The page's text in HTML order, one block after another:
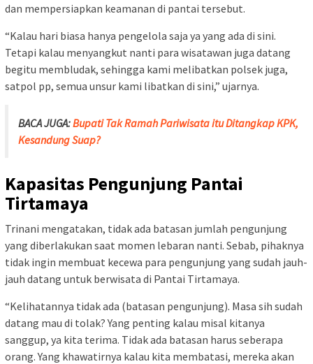
dan mempersiapkan keamanan di pantai tersebut.
“Kalau hari biasa hanya pengelola saja ya yang ada di sini.
Tetapi kalau menyangkut nanti para wisatawan juga datang
begitu membludak, sehingga kami melibatkan polsek juga,
satpol pp, semua unsur kami libatkan di sini,” ujarnya.
BACA JUGA:Bupati Tak Ramah Pariwisata itu Ditangkap KPK,
Kesandung Suap?
Kapasitas Pengunjung Pantai
Tirtamaya
Trinani mengatakan, tidak ada batasan jumlah pengunjung
yang diberlakukan saat momen lebaran nanti. Sebab, pihaknya
tidak ingin membuat kecewa para pengunjung yang sudah jauh-
jauh datang untuk berwisata di Pantai Tirtamaya.
“Kelihatannya tidak ada (batasan pengunjung). Masa sih sudah
datang mau di tolak? Yang penting kalau misal kitanya
sanggup, ya kita terima. Tidak ada batasan harus seberapa
orang. Yang khawatirnya kalau kita membatasi, mereka akan